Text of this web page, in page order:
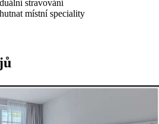
stravování
místní speciality